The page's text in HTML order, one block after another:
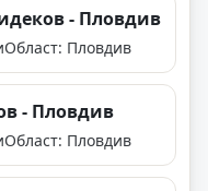
- Пловдив
Област: Пловдив
- Пловдив
Област: Пловдив